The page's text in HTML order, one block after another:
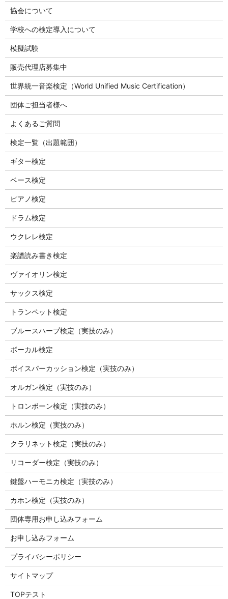
協会について
学校への検定導入について
模擬試験
販売代理店募集中
世界統一音楽検定（World Unified Music Certification）
団体ご担当者様へ
よくあるご質問
検定一覧（出題範囲）
ギター検定
ベース検定
ピアノ検定
ドラム検定
ウクレレ検定
楽譜読み書き検定
ヴァイオリン検定
サックス検定
トランペット検定
ブルースハープ検定（実技のみ）
ボーカル検定
ボイスパーカッション検定（実技のみ）
オルガン検定（実技のみ）
トロンボーン検定（実技のみ）
ホルン検定（実技のみ）
クラリネット検定（実技のみ）
リコーダー検定（実技のみ）
鍵盤ハーモニカ検定（実技のみ）
カホン検定（実技のみ）
団体専用お申し込みフォーム
お申し込みフォーム
プライバシーポリシー
サイトマップ
TOPテスト